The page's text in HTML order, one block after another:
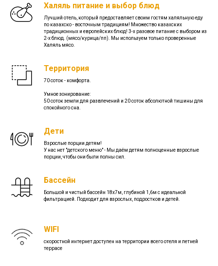
Халяль питание и выбор блюд
Лучший отель, который предоставляет своим гостям халяльную еду
по казахско - восточным традициям! Множество казахских
традиционных и европейских блюд! 3-х разовое питание с выбором из
2-х блюд. (мясо/курица/пп). Мы используем только проверенные
Халяль мясо.
Территория
70 соток - комфорта.
Умное зонирование:
50 соток земли для развлечений и 20 соток абсолютной тишины для
спокойного сна.
Дети
Взрослые порции детям!
У нас нет "детского меню" - Мы даём детям полноценные взрослые
порции, чтобы они были полны сил.
Бассейн
Большой и чистый бассейн 18х7м, глубиной 1,6м с идеальной
фильтрацией. Подходит для взрослых, подростков и детей.
WIFI
скоростной интернет доступен на территории всего отеля и летней
террасе